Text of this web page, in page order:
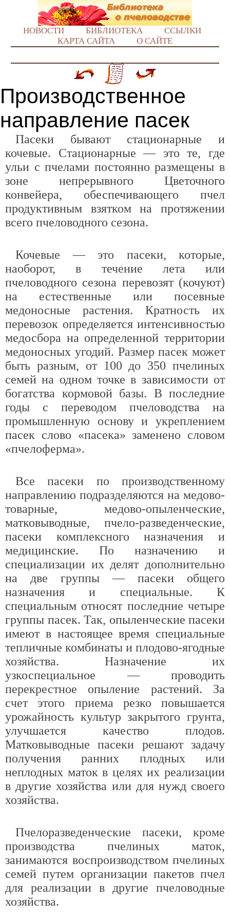
НОВОСТИ БИБЛИОТЕКА
ССЫЛКИ
КАРТА САЙТА
О САЙТЕ
Производственное
направление пасек
Пасеки бывают стационарные и
кочевые. Стационарные — это те, где
ульи с пчелами постоянно размещены в
зоне непрерывного Цветочного
конвейера, обеспечивающего пчел
продуктивным взятком на протяжении
всего пчеловодного сезона.
Кочевые — это пасеки, которые,
наоборот, в течение лета или
пчеловодного сезона перевозят (кочуют)
на естественные или посевные
медоносные растения. Кратность их
перевозок определяется интенсивностью
медосбора на определенной территории
медоносных угодий. Размер пасек может
быть разным, от 100 до 350 пчелиных
семей на одном точке в зависимости от
богатства кормовой базы. В последние
годы с переводом пчеловодства на
промышленную основу и укреплением
пасек слово «пасека» заменено словом
«пчелоферма».
Все пасеки по производственному
направлению подразделяются на медово-
товарные, медово-опыленческие,
матковыводные, пчело-разведенческие,
пасеки комплексного назначения и
медицинские. По назначению и
специализации их делят дополнительно
на две группы — пасеки общего
назначения и специальные. К
специальным относят последние четыре
группы пасек. Так, опыленческие пасеки
имеют в настоящее время специальные
тепличные комбинаты и плодово-ягодные
хозяйства. Назначение их
узкоспециальное — проводить
перекрестное опыление растений. За
счет этого приема резко повышается
урожайность культур закрытого грунта,
улучшается качество плодов.
Матковыводные пасеки решают задачу
получения ранних плодных или
неплодных маток в целях их реализации
в другие хозяйства или для нужд своего
хозяйства.
Пчелоразведенческие пасеки, кроме
производства пчелиных маток,
занимаются воспроизводством пчелиных
семей путем организации пакетов пчел
для реализации в другие пчеловодные
хозяйства.